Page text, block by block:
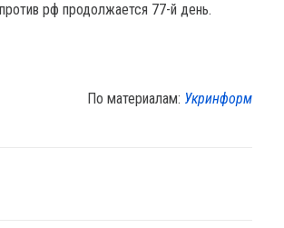
рф продолжается 77-й день.
По материалам: Укринформ